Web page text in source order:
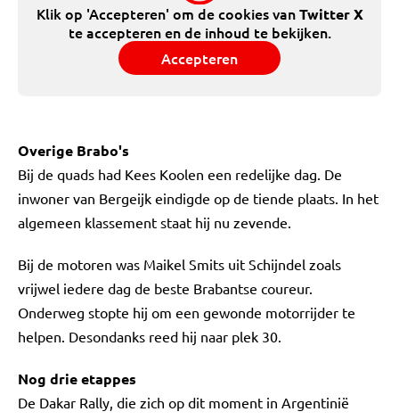
Klik op 'Accepteren' om de cookies vanTwitter X
te accepteren en de inhoud te bekijken.
Accepteren
Overige Brabo's
Bij de quads had Kees Koolen een redelijke dag. De
inwoner van Bergeijk eindigde op de tiende plaats. In het
algemeen klassement staat hij nu zevende.
Bij de motoren was Maikel Smits uit Schijndel zoals
vrijwel iedere dag de beste Brabantse coureur.
Onderweg stopte hij om een gewonde motorrijder te
helpen. Desondanks reed hij naar plek 30.
Nog drie etappes
De Dakar Rally, die zich op dit moment in Argentinië